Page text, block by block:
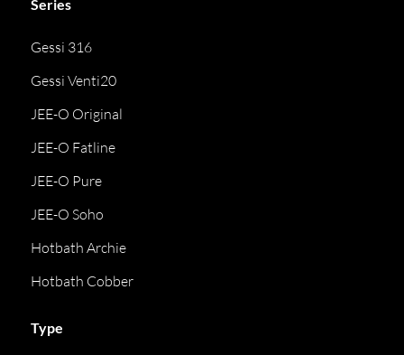
Series
Gessi 316
Gessi Venti20
JEE-O Original
JEE-O Fatline
JEE-O Pure
JEE-O Soho
Hotbath Archie
Hotbath Cobber
Type